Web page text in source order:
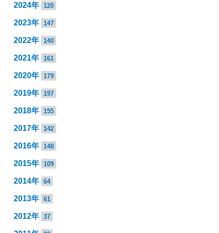
2024年 120
2023年 147
2022年 140
2021年 161
2020年 179
2019年 197
2018年 155
2017年 142
2016年 148
2015年 109
2014年 64
2013年 61
2012年 37